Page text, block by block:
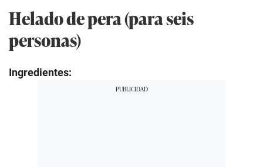
Helado de pera (para seis
personas)
Ingredientes: